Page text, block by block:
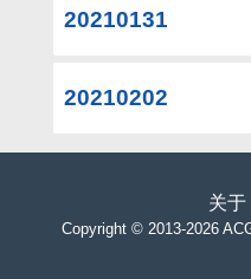
20210131
20210202
关于
Copyright © 2013-2026